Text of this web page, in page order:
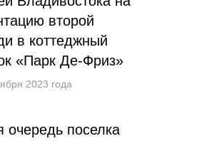
второй
в коттеджный
«Парк Де-Фриз»
2023 года
очередь поселка